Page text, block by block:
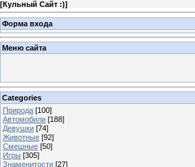
[Кульный Сайт :)]
Форма входа
Меню сайта
Categories
Природа [100]
Автомобили [188]
Девушки [74]
Животные [92]
Смешные [50]
Игры [305]
Знаменитости [27]